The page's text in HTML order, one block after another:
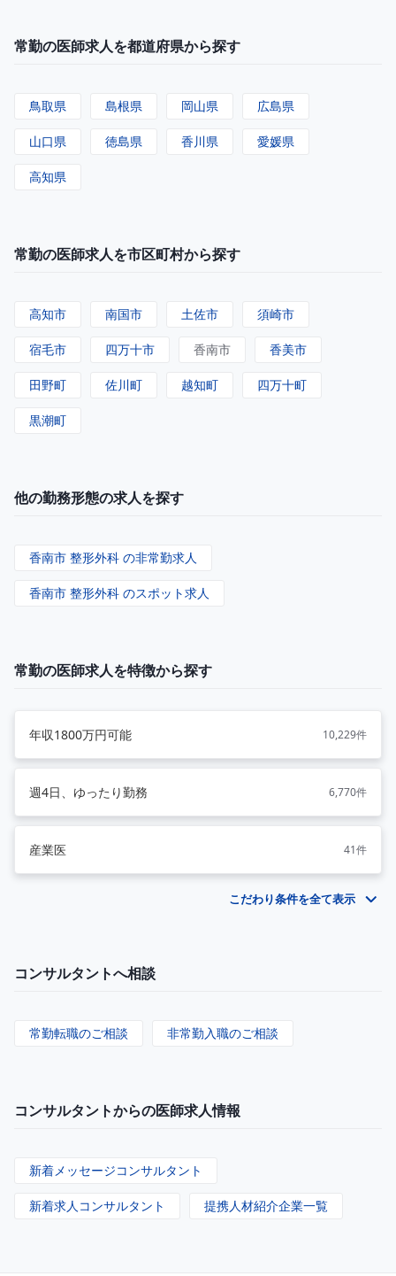
常勤の医師求人を都道府県から探す
鳥取県 島根県 岡山県 広島県
山口県 徳島県 香川県 愛媛県
高知県
常勤の医師求人を市区町村から探す
高知市 南国市 土佐市 須崎市
宿毛市 四万十市 香南市 香美市
田野町 佐川町 越知町 四万十町
黒潮町
他の勤務形態の求人を探す
香南市 整形外科 の非常勤求人
香南市 整形外科 のスポット求人
常勤の医師求人を特徴から探す
年収1800万円可能 10,229件
週4日、ゆったり勤務 6,770件
産業医 41件
こだわり条件を全て表示
コンサルタントへ相談
常勤転職のご相談 非常勤入職のご相談
コンサルタントからの医師求人情報
新着メッセージコンサルタント
新着求人コンサルタント 提携人材紹介企業一覧